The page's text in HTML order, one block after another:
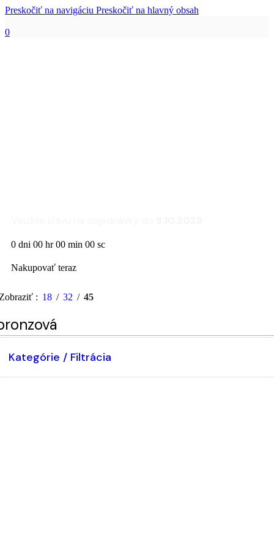
Preskočiť na navigáciu Preskočiť na hlavný obsah
0
0 dni 00 hr00 min 00 sc
Nakupovať teraz
18 32 45
Kategórie / Filtrácia